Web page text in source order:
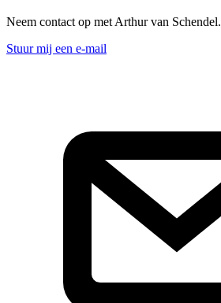
Neem contact op met Arthur van Schendel.
Stuur mij een e-mail